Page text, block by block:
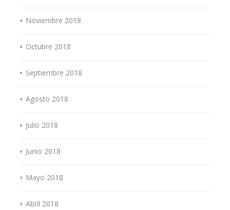
Noviembre 2018
Octubre 2018
Septiembre 2018
Agosto 2018
Julio 2018
Junio 2018
Mayo 2018
Abril 2018